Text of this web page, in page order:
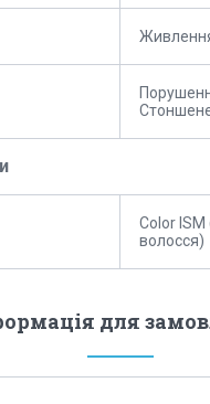
Color ISM
волосся)
для